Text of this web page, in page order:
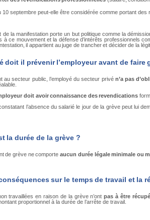
10 septembre peut-elle être considérée comme portant
de la manifestation porte un but politique comme la
à ce mouvement et la défense d’intérêts professionnels
il appartient au juge de trancher et décider de la
doit il prévenir l’employeur avant de faire
au secteur public, l’employé du secteur privé n’a pas
doit avoir connaissance des revendications
l’absence du salarié le jour de la grève peut lui
la durée de la grève ?
de grève ne comporte aucun durée légale minimale ou
sur le temps de travail et la
travaillées en raison de la grève n’ontpas à être
proportionnel à la durée de l’arrête de travail.